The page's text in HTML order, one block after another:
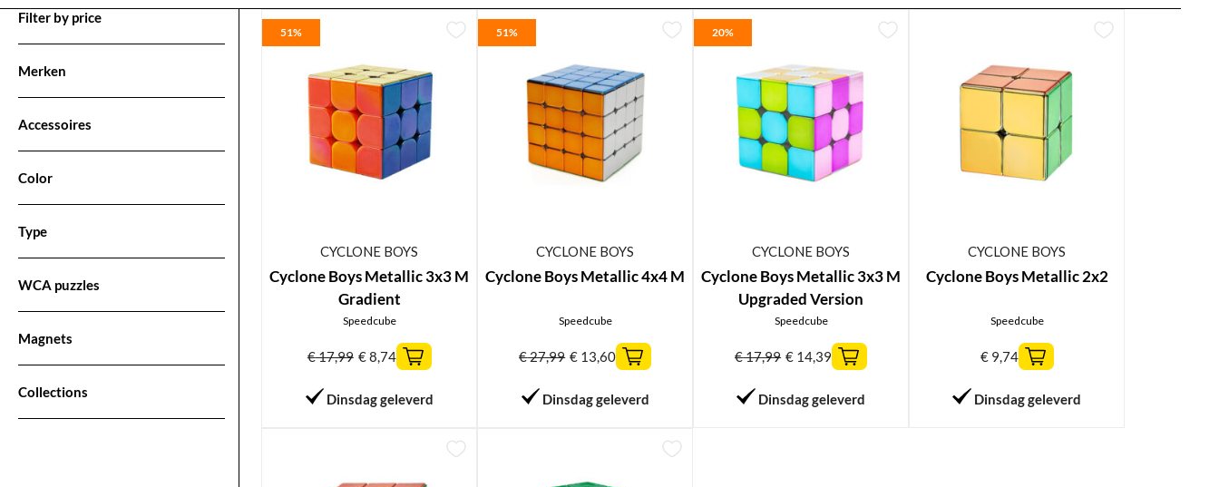
Filter by price
Merken
Accessoires
Color
Type
WCA puzzles
Magnets
Collections
51%
CYCLONE BOYS
Cyclone Boys Metallic 3x3 M
Gradient
Speedcube
€17,99 €8,74
Dinsdag geleverd
51%
CYCLONE BOYS
Cyclone Boys Metallic 4x4 M
Speedcube
€27,99 € 13,60
Dinsdag geleverd
20%
CYCLONE BOYS
Cyclone Boys Metallic 3x3 M
Upgraded Version
Speedcube
€17,99 € 14,39
Dinsdag geleverd
CYCLONE BOYS
Cyclone Boys Metallic 2x2
Speedcube
€9,74
Dinsdag geleverd